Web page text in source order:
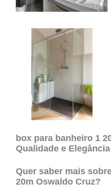
box para banheiro 1
Qualidade e
Quer saber mais
20m Oswaldo Cruz?